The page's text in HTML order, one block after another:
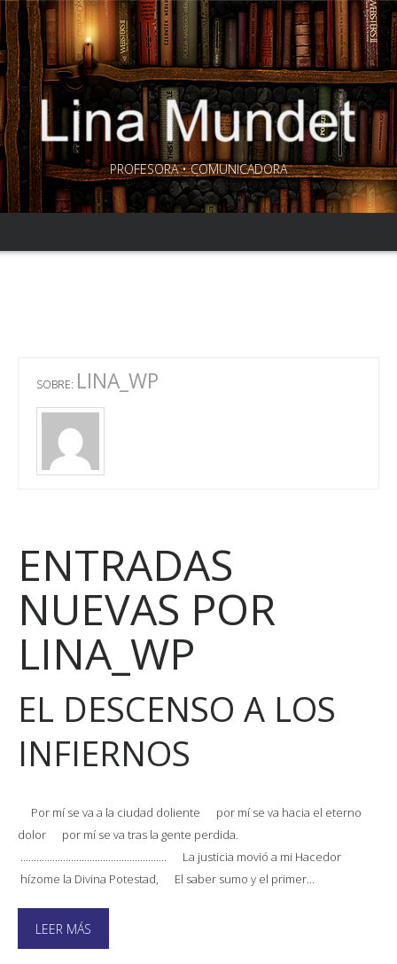
PROFESORA • COMUNICADORA
SOBRE: LINA_WP
ENTRADAS
NUEVAS POR
LINA_WP
EL DESCENSO A LOS
INFIERNOS
Por mí se va a la ciudad doliente por mí se va hacia el eterno
dolor por mí se va tras la gente perdida.
....................................................... La justicia movió a mi Hacedor
hízome la Divina Potestad, El saber sumo y el primer…
LEER MÁS